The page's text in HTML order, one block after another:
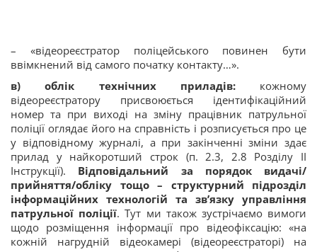
– «відеореєстратор поліцейського повинен бути
ввімкнений від самого початку контакту…».
в) облік технічних приладів:кожному
відеореєстратору присвоюється ідентифікаційний
номер та при виході на зміну працівник патрульної
поліції оглядає його на справність і розписується про це
у відповідному журналі, а при закінченні зміни здає
прилад у найкоротший строк (п. 2.3, 2.8 Розділу ІІ
Інструкції). Відповідальний за порядок видачі/
прийняття/обліку тощо – структурний підрозділ
інформаційних технологій та зв’язку управління
патрульної поліції. Тут ми також зустрічаємо вимоги
щодо розміщення інформації про відеофіксацію: «на
кожній нагрудній відеокамері (відеореєстраторі) на